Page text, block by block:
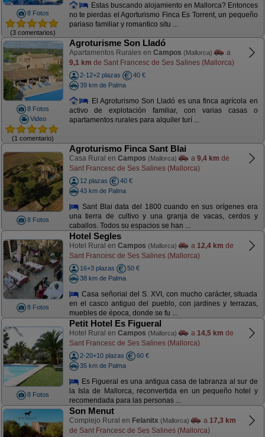
8 Fotos
(3 comentarios)
Estas buscando alojamiento en Mallorca? Entonces
no te pierdas el Agorturismo Finca Es Torrent, un pequeño
pariaso familiar y romantico situ ...
8 Fotos
Video
(1 comentario)
Agroturisme Son Lladó
Apartamentos Rurales en Campos (Mallorca)
a
9,1 km de Sant Francesc de Ses Salines (Mallorca)
2-12+2 plazas
40 €
39 km de Palma
El Agroturismo Son Lladó es una finca agrícola en
activo de explotación familiar, con varias casas o
apartamentos rurales para alquiler turí ...
8 Fotos
Agroturismo Finca Sant Blai
Casa Rural en Campos (Mallorca) a 9,4 km de
Sant Francesc de Ses Salines (Mallorca)
12 plazas
40 €
43 km de Palma
Sant Blai data del 1800 cuando en sus orígenes era
una tierra de cultivo y una granja de vacas, cerdos y
caballos. Todos su espacios se han ...
8 Fotos
Hotel Segles
Hotel Rural en Campos (Mallorca) a 12,4 km de
Sant Francesc de Ses Salines (Mallorca)
16+3 plazas
50 €
38 km de Palma
Casa señorial del S. XVI, con mucho carácter, situada
en el casco antiguo del pueblo, con jardines y terrazas,
muebles de época, donde se fu ...
8 Fotos
Petit Hotel Es Figueral
Hotel Rural en Campos (Mallorca) a 14,5 km de
Sant Francesc de Ses Salines (Mallorca)
2-20+10 plazas
60 €
35 km de Palma
Es Figueral es una antigua casa de labranza al sur de
la Isla de Mallorca, reconvertida en un pequeño hotel y
recomendada para las personas ...
Son Menut
Complejo Rural en Felanitx (Mallorca) a 17,3 km
de Sant Francesc de Ses Salines (Mallorca)